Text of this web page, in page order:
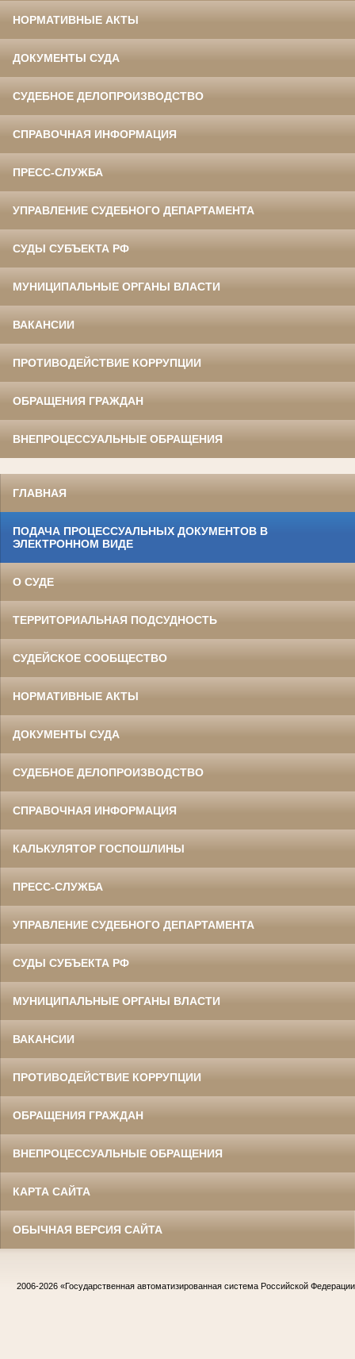
НОРМАТИВНЫЕ АКТЫ
ДОКУМЕНТЫ СУДА
СУДЕБНОЕ ДЕЛОПРОИЗВОДСТВО
СПРАВОЧНАЯ ИНФОРМАЦИЯ
ПРЕСС-СЛУЖБА
УПРАВЛЕНИЕ СУДЕБНОГО ДЕПАРТАМЕНТА
СУДЫ СУБЪЕКТА РФ
МУНИЦИПАЛЬНЫЕ ОРГАНЫ ВЛАСТИ
ВАКАНСИИ
ПРОТИВОДЕЙСТВИЕ КОРРУПЦИИ
ОБРАЩЕНИЯ ГРАЖДАН
ВНЕПРОЦЕССУАЛЬНЫЕ ОБРАЩЕНИЯ
ГЛАВНАЯ
ПОДАЧА ПРОЦЕССУАЛЬНЫХ ДОКУМЕНТОВ В
ЭЛЕКТРОННОМ ВИДЕ
О СУДЕ
ТЕРРИТОРИАЛЬНАЯ ПОДСУДНОСТЬ
СУДЕЙСКОЕ СООБЩЕСТВО
НОРМАТИВНЫЕ АКТЫ
ДОКУМЕНТЫ СУДА
СУДЕБНОЕ ДЕЛОПРОИЗВОДСТВО
СПРАВОЧНАЯ ИНФОРМАЦИЯ
КАЛЬКУЛЯТОР ГОСПОШЛИНЫ
ПРЕСС-СЛУЖБА
УПРАВЛЕНИЕ СУДЕБНОГО ДЕПАРТАМЕНТА
СУДЫ СУБЪЕКТА РФ
МУНИЦИПАЛЬНЫЕ ОРГАНЫ ВЛАСТИ
ВАКАНСИИ
ПРОТИВОДЕЙСТВИЕ КОРРУПЦИИ
ОБРАЩЕНИЯ ГРАЖДАН
ВНЕПРОЦЕССУАЛЬНЫЕ ОБРАЩЕНИЯ
КАРТА САЙТА
ОБЫЧНАЯ ВЕРСИЯ САЙТА
2006-2026 «Государственная автоматизированная система Российской